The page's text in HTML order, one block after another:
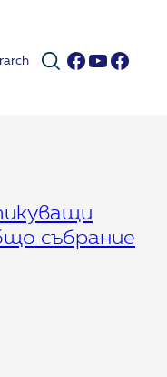
Facebook
събрание